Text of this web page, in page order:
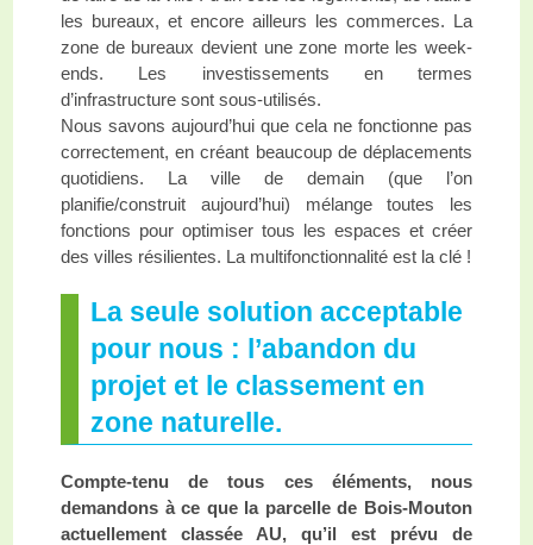
les bureaux, et encore ailleurs les commerces. La
zone de bureaux devient une zone morte les week-
ends. Les investissements en termes
d’infrastructure sont sous-utilisés.
Nous savons aujourd’hui que cela ne fonctionne pas
correctement, en créant beaucoup de déplacements
quotidiens. La ville de demain (que l’on
planifie/construit aujourd’hui) mélange toutes les
fonctions pour optimiser tous les espaces et créer
des villes résilientes. La multifonctionnalité est la clé !
La seule solution acceptable
pour nous : l’abandon du
projet et le classement en
zone naturelle.
Compte-tenu de tous ces éléments, nous
demandons à ce que la parcelle de Bois-Mouton
actuellement classée AU, qu’il est prévu de